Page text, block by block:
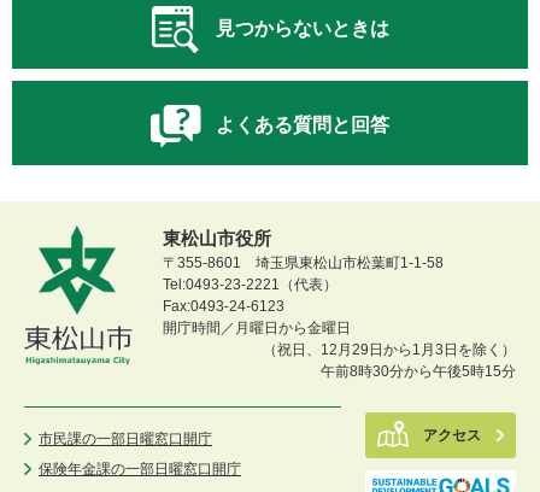
見つからないときは
よくある質問と回答
東松山市役所
〒355-8601 埼玉県東松山市松葉町1-1-58
Tel:0493-23-2221（代表）
Fax:0493-24-6123
開庁時間／月曜日から金曜日
（祝日、12月29日から1月3日を除く）
午前8時30分から午後5時15分
市民課の一部日曜窓口開庁
保険年金課の一部日曜窓口開庁
アクセス